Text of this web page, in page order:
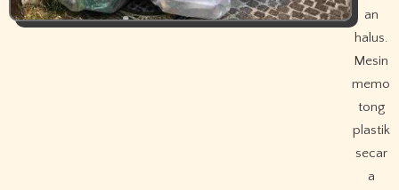
an
halus.
Mesin
memo
tong
plastik
secar
a